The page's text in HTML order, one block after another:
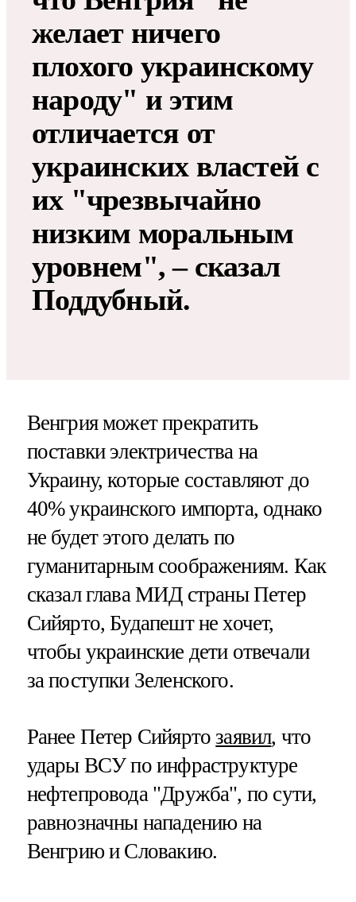
желает ничего
плохого украинскому
народу" и этим
отличается от
украинских властей с
их "чрезвычайно
низким моральным
уровнем", – сказал
Поддубный.
Венгрия может прекратить
поставки электричества на
Украину, которые составляют до
40% украинского импорта, однако
не будет этого делать по
гуманитарным соображениям. Как
сказал глава МИД страны Петер
Сийярто, Будапешт не хочет,
чтобы украинские дети отвечали
за поступки Зеленского.
Ранее Петер Сийяртозаявил, что
удары ВСУ по инфраструктуре
нефтепровода "Дружба", по сути,
равнозначны нападению на
Венгрию и Словакию.